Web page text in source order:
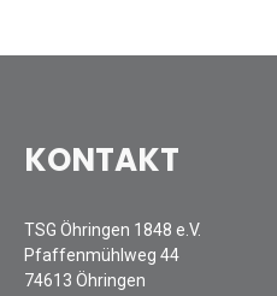
KONTAKT
TSG Öhringen 1848 e.V.
Pfaffenmühlweg 44
74613 Öhringen